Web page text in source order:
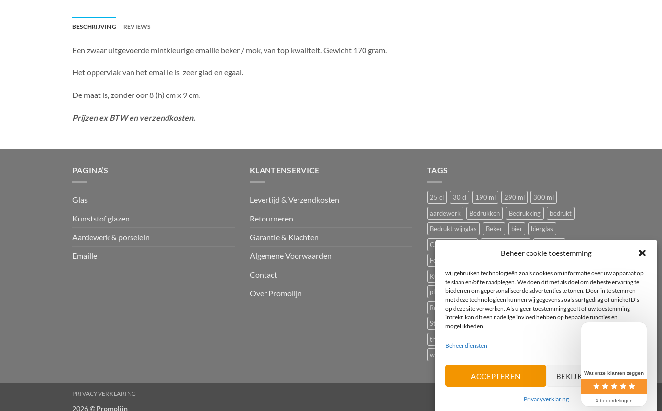
Beheer cookie toestemming
wij gebruiken technologieën zoals cookies om informatie over uw apparaat op
te slaan en/of te raadplegen. We doen dit met als doel om de beste ervaring te
bieden en om gepersonaliseerde advertenties te tonen. Door in te stemmen
met deze technologieën kunnen wij gegevens zoals surfgedrag of unieke ID's
op deze site verwerken. Als u geen toestemming geeft of uw toestemming
intrekt, kan dit een nadelige invloed hebben op bepaalde functies en
mogelijkheden.
Beheer diensten
ACCEPTEREN BEKIJK VOORKEUREN
Privacyverklaring
BESCHRIJVING REVIEWS
Een zwaar uitgevoerde mintkleurige emaille beker / mok, van top kwaliteit. Gewicht 170 gram.
Het oppervlak van het emaille is zeer glad en egaal.
De maat is, zonder oor 8 (h) cm x 9 cm.
Prijzen ex BTW en verzendkosten.
PAGINA’S
Glas
Kunststof glazen
Aardewerk & porselein
Emaille
KLANTENSERVICE
Levertijd & Verzendkosten
Retourneren
Garantie & Klachten
Algemene Voorwaarden
Contact
Over Promolijn
TAGS
25 cl 30 cl 190 ml 290 ml
300 ml
aardewerk
Bedrukken Bedrukking
bedrukt
Bedrukt wijnglas
Beker bier
bierglas
Camping glazen
Festival glas
Kunststof
logo mok mus
Pasabahce
pluimvee
porselein Proefglas
proefglazen
Recyclebaar
rode wijnglas
Royal Leerdam
Stapelbaar
Tasting
theepotje
wit
IDeal PayPal Invoice
PRIVACYVERKLARING
2026 © Promolijn
Wat onze klanten zeggen
4 beoordelingen